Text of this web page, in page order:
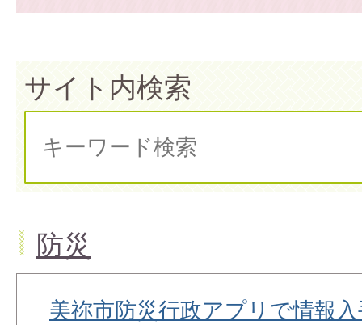
サイト内検索
防災
美祢市防災行政アプリで情報